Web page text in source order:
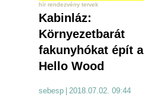
hír rendezvény tervek
Kabinláz:
Környezetbarát
fakunyhókat épít a
Hello Wood
sebesp | 2018.07.02. 09:44